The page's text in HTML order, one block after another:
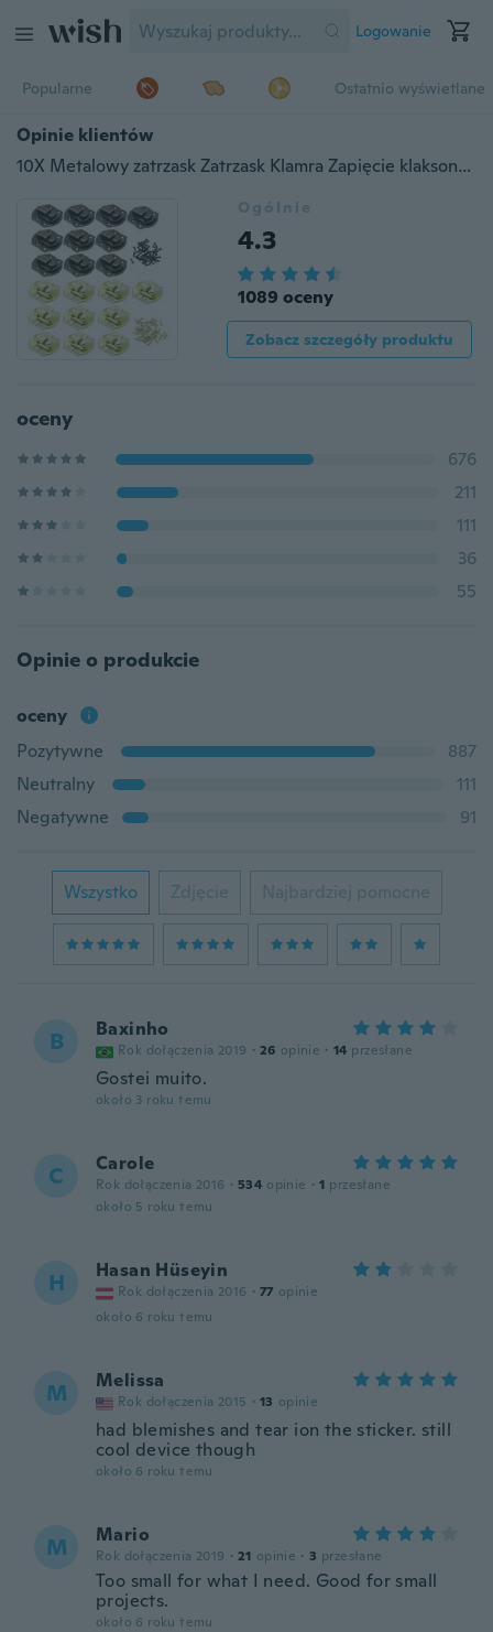
Logowanie
Popularne Ostatnio wyświetlane
Opinie klientów
10X Metalowy zatrzask Zatrzask Klamra Zapięcie klaksonu Hak Pudełko na biżuterię Kłódka FAB
Ogólnie
4.3
1089 oceny
Zobacz szczegóły produktu
oceny
676
211
111
36
55
Opinie o produkcie
oceny
Pozytywne
887
Neutralny
111
Negatywne
91
Wszystko Zdjęcie Najbardziej pomocne
B Baxinho
Rok dołączenia 2019 · 26 opinie · 14 przesłane
Gostei muito.
około 3 roku temu
C Carole
Rok dołączenia 2016 · 534 opinie · 1 przesłane
około 5 roku temu
H Hasan Hüseyin
Rok dołączenia 2016 · 77 opinie
około 6 roku temu
M Melissa
Rok dołączenia 2015 · 13 opinie
had blemishes and tear ion the sticker. still
cool device though
około 6 roku temu
M Mario
Rok dołączenia 2019 · 21 opinie · 3 przesłane
Too small for what I need. Good for small
projects.
około 6 roku temu